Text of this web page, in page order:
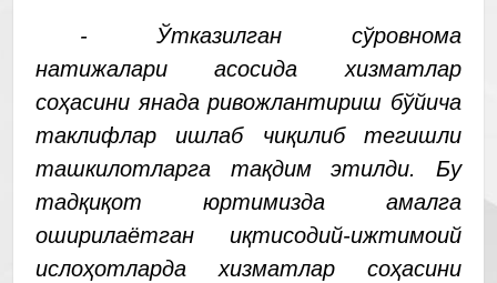
- Ўтказилган сўровнома
натижалари асосида хизматлар
соҳасини янада ривожлантириш бўйича
таклифлар ишлаб чиқилиб тегишли
ташкилотларга тақдим этилди. Бу
тадқиқот юртимизда амалга
оширилаётган иқтисодий-ижтимоий
ислоҳотларда хизматлар соҳасини